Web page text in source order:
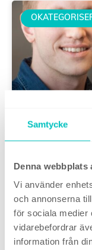
Samtycke
Denna webbplats
Vi använder
och annonserna
för sociala medier
vidarebefordrar
information från
marketing